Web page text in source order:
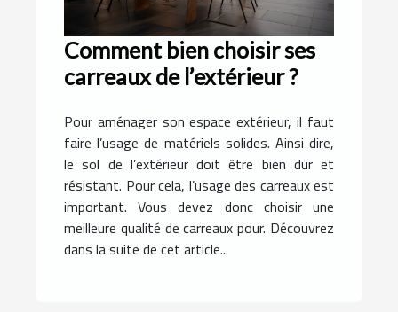
Comment bien choisir ses
carreaux de l’extérieur ?
Pour aménager son espace extérieur, il faut
faire l’usage de matériels solides. Ainsi dire,
le sol de l’extérieur doit être bien dur et
résistant. Pour cela, l’usage des carreaux est
important. Vous devez donc choisir une
meilleure qualité de carreaux pour. Découvrez
dans la suite de cet article...